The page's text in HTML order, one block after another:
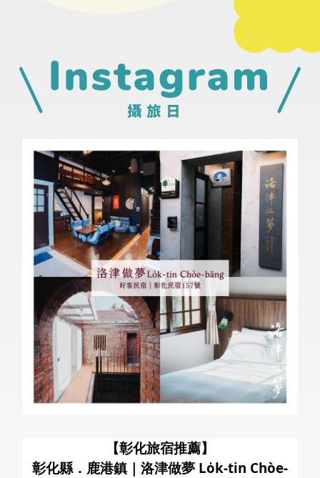
【彰化旅宿推薦】
彰化縣．鹿港鎮｜洛津做夢 Lo̍k-tin Chòe-